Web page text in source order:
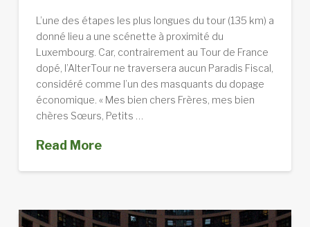
L’une des étapes les plus longues du tour (135 km) a
donné lieu a une scénette à proximité du
Luxembourg. Car, contrairement au Tour de France
dopé, l’AlterTour ne traversera aucun Paradis Fiscal,
considéré comme l’un des masquants du dopage
économique. « Mes bien chers Frères, mes bien
chères Sœurs, Petits …
Read More